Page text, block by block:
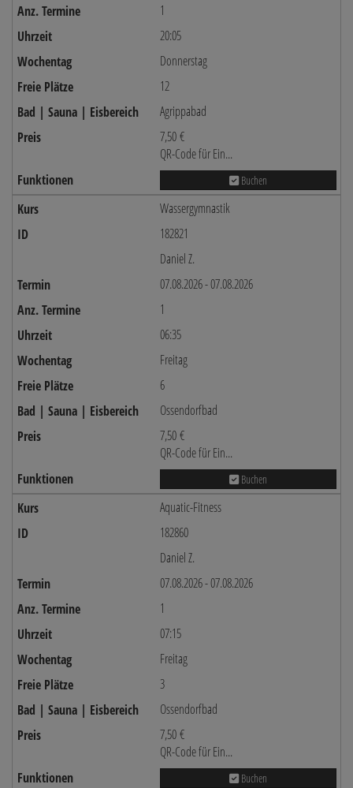
1
20:05
Donnerstag
12
Agrippabad
7,50 €
QR-Code für Ein...
Buchen
Wassergymnastik
182821
Daniel Z.
07.08.2026 - 07.08.2026
1
06:35
Freitag
6
Ossendorfbad
7,50 €
QR-Code für Ein...
Buchen
Aquatic-Fitness
182860
Daniel Z.
07.08.2026 - 07.08.2026
1
07:15
Freitag
3
Ossendorfbad
7,50 €
QR-Code für Ein...
Buchen